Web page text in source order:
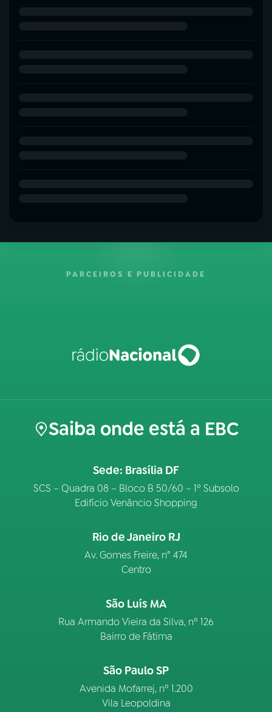
PARCEIROS E PUBLICIDADE
Saiba onde está a EBC
Sede: Brasília DF
SCS – Quadra 08 – Bloco B 50/60 – 1º Subsolo
Edifício Venâncio Shopping
Rio de Janeiro RJ
Av. Gomes Freire, n° 474
Centro
São Luís MA
Rua Armando Vieira da Silva, nº 126
Bairro de Fátima
São Paulo SP
Avenida Mofarrej, nº 1.200
Vila Leopoldina